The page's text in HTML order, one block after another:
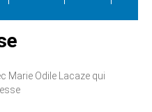
Marie Odile Lacaze qui